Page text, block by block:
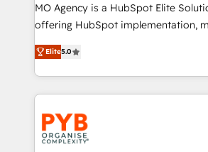
implementation, optimisation,
adoption assurance. Our tried and tested Roadmap
methodology will ensure that you
deployment experience possible.
new to HubSpot or seeking to turn
install, our team have the change
expertise to deliver the solutions you
MO Agency is a HubSpot Elite
offering HubSpot implementation,
automation, CRM and RevOps
paid media, content marketing, AEO
search optimisation), and HubSpot
WordPress development. We work with enterprise
and growth-led companies across
professional services, financial
industrial sectors. Offices in
Elite5.0